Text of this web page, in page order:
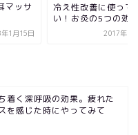
て欲し
果
10月7日
手足が冷えて仕方な
の４つの対策
2018年1
着く深呼吸の効果。疲れた
を感じた時にやってみて